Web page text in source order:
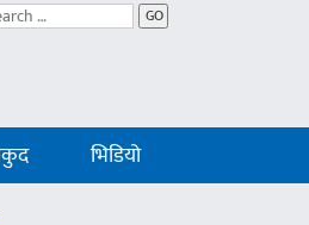
GO
भिडियो